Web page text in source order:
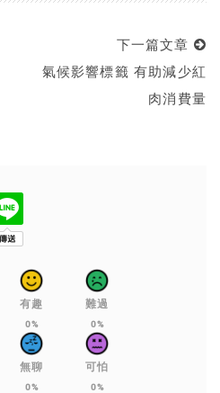
下一篇文章
氣候影響標籤 有助減少紅
肉消費量
有趣
0%
難過
0%
無聊
0%
可怕
0%